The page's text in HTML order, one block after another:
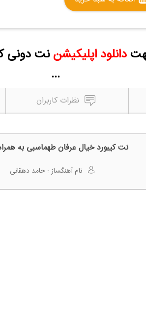
دانلود اپلیکیشن نت دونی
...
نظرات کاربران
نت کیبورد خیال عرفان طهماسبی به
نام آهنگساز : حامد دهقانی